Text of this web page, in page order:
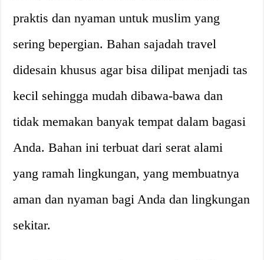
praktis dan nyaman untuk muslim yang
sering bepergian. Bahan sajadah travel
didesain khusus agar bisa dilipat menjadi tas
kecil sehingga mudah dibawa-bawa dan
tidak memakan banyak tempat dalam bagasi
Anda. Bahan ini terbuat dari serat alami
yang ramah lingkungan, yang membuatnya
aman dan nyaman bagi Anda dan lingkungan
sekitar.